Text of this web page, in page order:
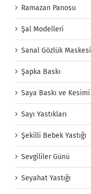
Ramazan Panosu
Şal Modelleri
Sanal Gözlük Maskesi
Şapka Baskı
Saya Baskı ve Kesimi
Sayı Yastıkları
Şekilli Bebek Yastığı
Sevgililer Günü
Seyahat Yastığı